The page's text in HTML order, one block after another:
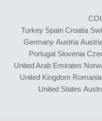
Turkey Spain Croatia
Germany Austria
Portugal Slovenia
United Arab Emirates
United Kingdom Romania
United States